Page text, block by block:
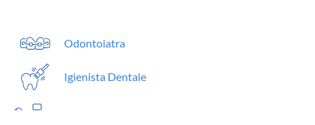
Odontoiatra
Igienista Dentale